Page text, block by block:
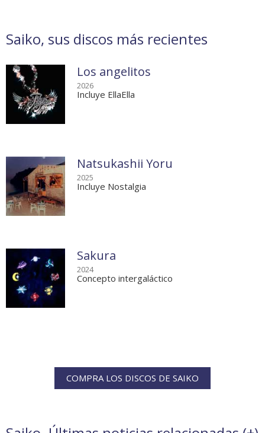
Saiko, sus discos más recientes
Los angelitos
2026
Incluye EllaElla
Natsukashii Yoru
2025
Incluye Nostalgia
Sakura
2024
Concepto intergaláctico
COMPRA LOS DISCOS DE SAIKO